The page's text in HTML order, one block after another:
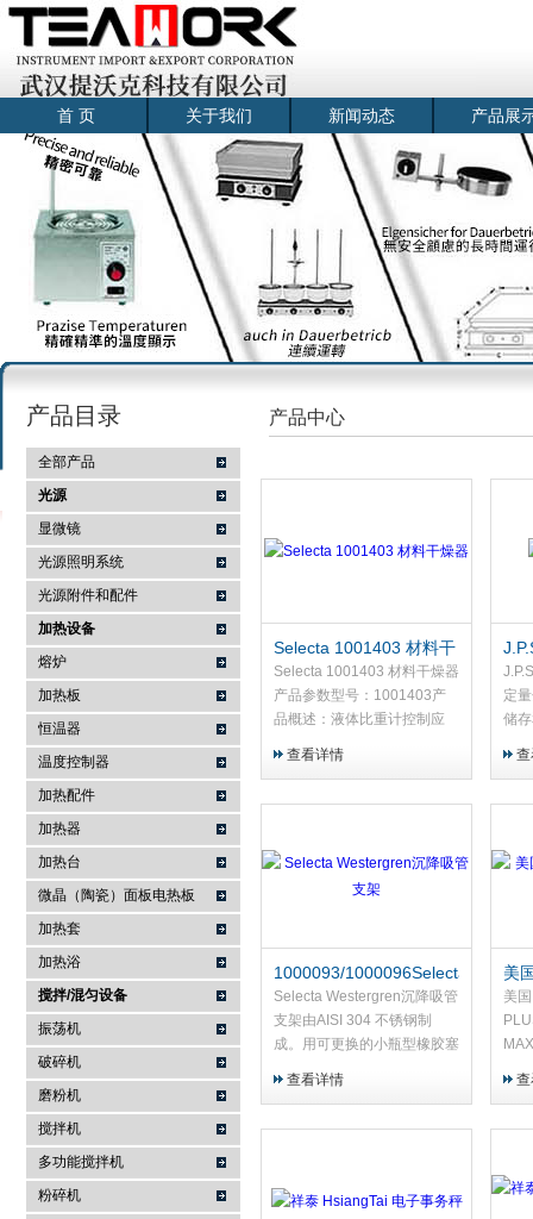
武汉提沃克科技有限公司
首 页 关于我们 新闻动态 产品展
产品目录
全部产品
光源
显微镜
光源照明系统
光源附件和配件
加热设备
熔炉
加热板
恒温器
温度控制器
加热配件
加热器
加热台
微晶（陶瓷）面板电热板
加热套
加热浴
搅拌/混匀设备
振荡机
破碎机
磨粉机
搅拌机
多功能搅拌机
粉碎机
产品中心
Selecta 1001403 材料干
燥器
Selecta 1001403 材料干燥器
产品参数型号：1001403产
品概述：液体比重计控制应
柜,用于样品的无水、生物和
查看详情
定
储
1000093/1000096Selecta
Westergren沉降吸管支
架
Selecta Westergren沉降吸管
支架由AISI 304 不锈钢制
成。用可更换的小瓶型橡胶塞
段、倾斜、45°C的前面板涂
查看详情
美
美